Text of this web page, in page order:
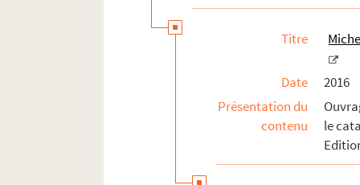
Titre
Date
2016
Présentation du
contenu
le